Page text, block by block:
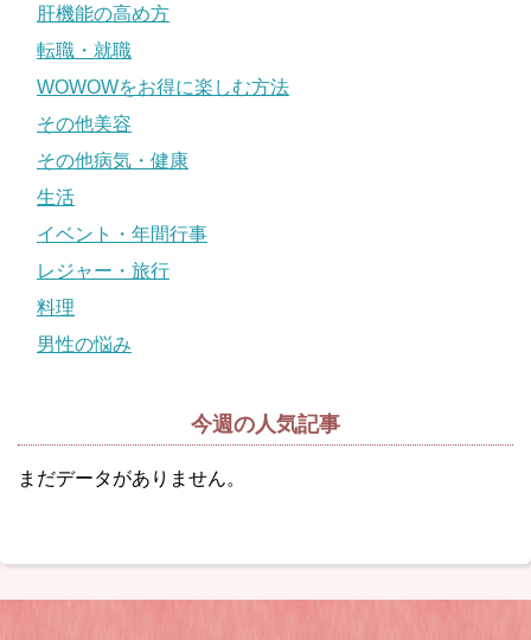
肝機能の高め方
転職・就職
WOWOWをお得に楽しむ方法
その他美容
その他病気・健康
生活
イベント・年間行事
レジャー・旅行
料理
男性の悩み
今週の人気記事
まだデータがありません。